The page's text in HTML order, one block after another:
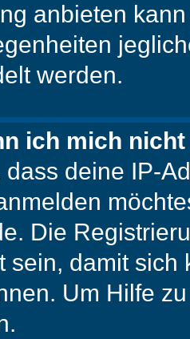
anbieten
werden.
ich mich
dass deine IP-
Die
sein, damit
Um Hilfe